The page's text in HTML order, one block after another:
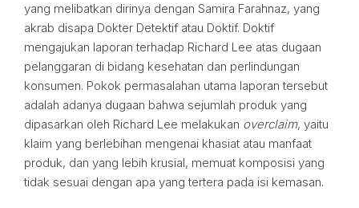
yang melibatkan dirinya dengan Samira Farahnaz, yang
akrab disapa Dokter Detektif atau Doktif. Doktif
mengajukan laporan terhadap Richard Lee atas dugaan
pelanggaran di bidang kesehatan dan perlindungan
konsumen. Pokok permasalahan utama laporan tersebut
adalah adanya dugaan bahwa sejumlah produk yang
dipasarkan oleh Richard Lee melakukan overclaim, yaitu
klaim yang berlebihan mengenai khasiat atau manfaat
produk, dan yang lebih krusial, memuat komposisi yang
tidak sesuai dengan apa yang tertera pada isi kemasan.